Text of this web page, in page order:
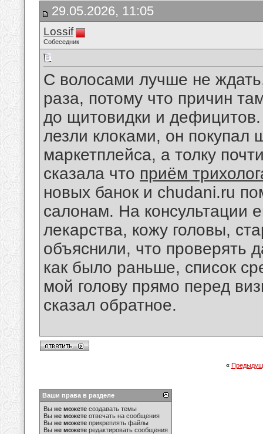
29.05.2026, 11:05
Lossif
Собеседник
С волосами лучше не
раза, потому что причин
до щитовидки и
лезли клоками, он
маркетплейса, а толку
сказала что приём
новых банок и chudani.ru
салонам. На консультации
лекарства, кожу головы,
объяснили, что проверять
как было раньше, список
мой голову прямо перед
сказал обратное.
«
Ваши права в разделе
Вы не можете создавать темы
Вы не можете отвечать на сообщения
Вы не можете прикреплять файлы
Вы не можете редактировать сообщения